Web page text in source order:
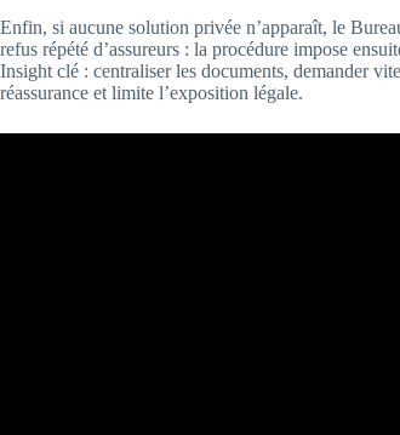
Enfin, si aucune solution privée n’apparaît, le
refus répété d’assureurs : la procédure impose
Insight clé : centraliser les documents, demander
réassurance et limite l’exposition légale.